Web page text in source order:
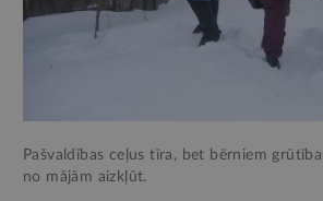
Pašvaldības ceļus tīra, bet bērniem
no mājām aizkļūt.